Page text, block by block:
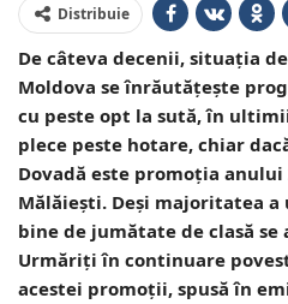
Distribuie
De câteva decenii, situația
Moldova se înrăutățește
cu peste opt la sută, în
plece peste hotare, chiar
Dovadă este promoția
Mălăiești. Deși majoritatea
bine de jumătate de clasă
Urmăriți în continuare
acestei promoții, spusă în